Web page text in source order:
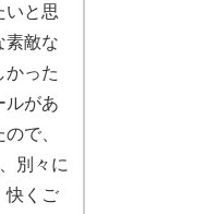
いと思
素敵な
かった
ルがあ
で、
別々に
快くご